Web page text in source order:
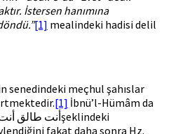
İstersen hanımına
.”[1] mealindeki hadisi delil
senedindeki meçhul şahıslar
[1] İbnü’l-Hümâm da
fakat daha sonra Hz.